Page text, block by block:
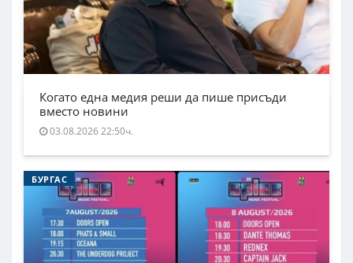
Когато една медия реши да пише присъди
вместо новини
03.08.2026 22:50ч.
БУРГАС